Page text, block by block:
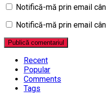
Notifică-mă prin email
Notifică-mă prin email
Recent
Popular
Comments
Tags